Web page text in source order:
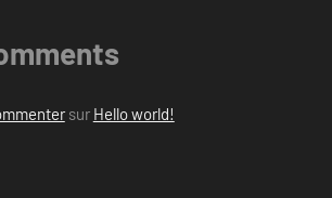
sur Hello world!